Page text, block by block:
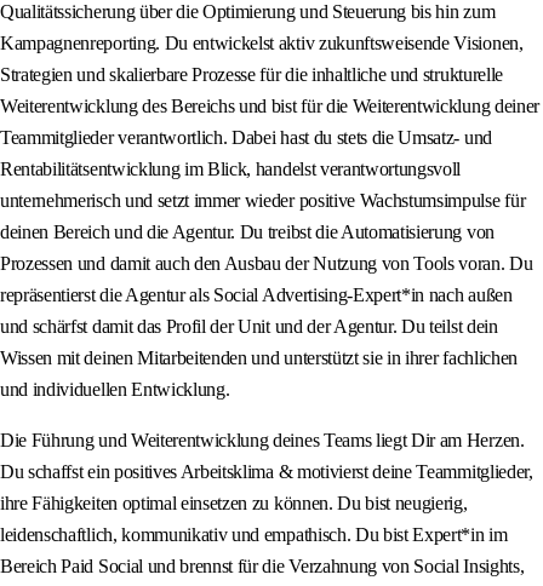
Qualitätssicherung über die Optimierung und Steuerung bis hin zum
Kampagnenreporting. Du entwickelst aktiv zukunftsweisende Visionen,
Strategien und skalierbare Prozesse für die inhaltliche und strukturelle
Weiterentwicklung des Bereichs und bist für die Weiterentwicklung deiner
Teammitglieder verantwortlich. Dabei hast du stets die Umsatz- und
Rentabilitätsentwicklung im Blick, handelst verantwortungsvoll
unternehmerisch und setzt immer wieder positive Wachstumsimpulse für
deinen Bereich und die Agentur. Du treibst die Automatisierung von
Prozessen und damit auch den Ausbau der Nutzung von Tools voran. Du
repräsentierst die Agentur als Social Advertising-Expert*in nach außen
und schärfst damit das Profil der Unit und der Agentur. Du teilst dein
Wissen mit deinen Mitarbeitenden und unterstützt sie in ihrer fachlichen
und individuellen Entwicklung.
Die Führung und Weiterentwicklung deines Teams liegt Dir am Herzen.
Du schaffst ein positives Arbeitsklima & motivierst deine Teammitglieder,
ihre Fähigkeiten optimal einsetzen zu können. Du bist neugierig,
leidenschaftlich, kommunikativ und empathisch. Du bist Expert*in im
Bereich Paid Social und brennst für die Verzahnung von Social Insights,